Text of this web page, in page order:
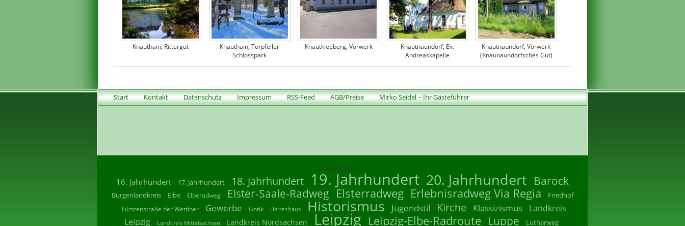
Knauthain, Rittergut
Knauthain, Torpfeiler
Schlosspark
Knautkleeberg, Vorwerk
Knautnaundorf, Ev.
Andreaskapelle
Knautnaundorf, Vorwerk
(Knaunaundorfsches Gut)
Start Kontakt Datenschutz Impressum RSS-Feed AGB/Preise Mirko Seidel – Ihr Gästeführer
Schlagwörter
16. Jahrhundert 17. Jahrhundert 18. Jahrhundert 19. Jahrhundert 20. Jahrhundert Barock
Burgenlandkreis Elbe Elberadweg Elster-Saale-Radweg Elsterradweg Erlebnisradweg Via Regia Friedhof
Fürstenstraße der Wettiner Gewerbe Gotik Herrenhaus Historismus Jugendstil Kirche Klassizismus
Landkreis
Leipzig
Landkreis Mittelsachsen Landkreis Nordsachsen Leipzig Leipzig-Elbe-Radroute Luppe Lutherweg